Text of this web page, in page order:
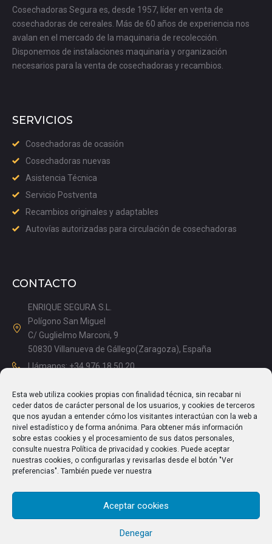
Esta web utiliza cookies propias con finalidad técnica, sin recabar ni
ceder datos de carácter personal de los usuarios, y cookies de terceros
que nos ayudan a entender cómo los visitantes interactúan con la web a
nivel estadístico y de forma anónima. Para obtener más información
sobre estas cookies y el procesamiento de sus datos personales,
consulte nuestra Política de privacidad y cookies. Puede aceptar
nuestras cookies, o configurarlas y revisarlas desde el botón "Ver
preferencias". También puede ver nuestra
Aceptar cookies
Denegar
Cosechadoras Segura es, desde 1957, líder en venta de
cosechadoras de cereales. Más de 60 años de experiencia nos
avalan en el mercado de la maquinaria de recolección.
Disponemos de instalaciones maquinaria y organización
necesarios para la venta de cosechadoras y recambios.
SERVICIOS
Cosechadoras de ocasión
Cosechadoras nuevas
Asistencia Técnica
Servicio Postventa
Recambios originales y adaptables
Autovías autorizadas para circulación de cosechadoras
CONTACTO
ENRIQUE SEGURA S.L.
Polígono San Miguel
C/ Guglielmo Marconi, 9
50830 Villanueva de Gállego(Zaragoza), España
Llámanos: +34 976 18 50 20
Tardes: 14.00 – 17.15
info@enriquesegura.com
TEXTOS LEGALES
Aviso Legal
Política de Privacidad